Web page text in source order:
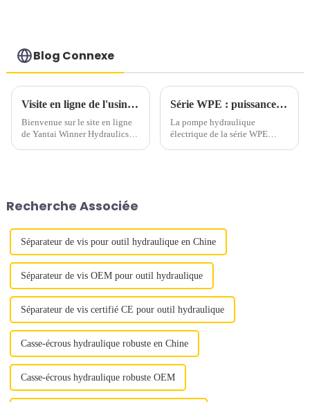
Blog Connexe
Visite en ligne de l'usine Winner
Bienvenue sur le site en ligne
de Yantai Winner Hydraulics
hydrauliques pneumatiques/
hydrauliques...
Série WPE : puissance hydraulique de haute précision pour les industries exigeantes
La pompe hydraulique
électrique de la série WPE
Recherche Associée
Séparateur de vis pour outil hydraulique en Chine
Séparateur de vis OEM pour outil hydraulique
Séparateur de vis certifié CE pour outil hydraulique
Casse-écrous hydraulique robuste en Chine
Casse-écrous hydraulique robuste OEM